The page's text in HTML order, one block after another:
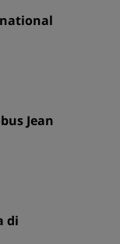
Jean
di